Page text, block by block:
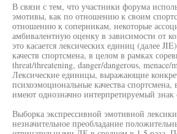
В связи с тем, что участники форума
эмотивы, как по отношению к своим
отношению к соперникам, некоторые
амбивалентную оценку в зависимости от
это касается лексических единиц (далее
качеств спортсмена, в целом в рамках
threat/threatening, danger/dangerous, menace/
Лексические единицы, выражающие
психоэмоциональные качества
имеют однозначно интерпретируемый
Выборка экспрессивной эмотивной
незначительное преобладание